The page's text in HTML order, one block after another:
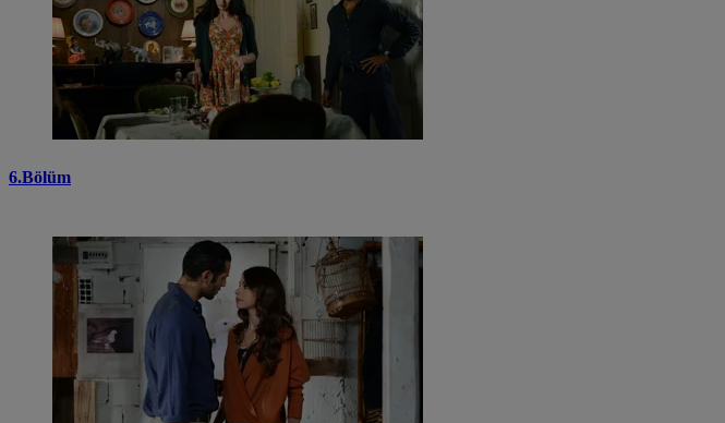
6.Bölüm